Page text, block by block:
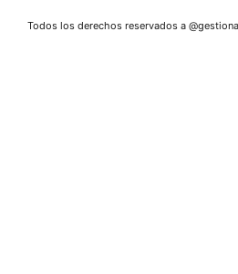
Todos los derechos reservados a